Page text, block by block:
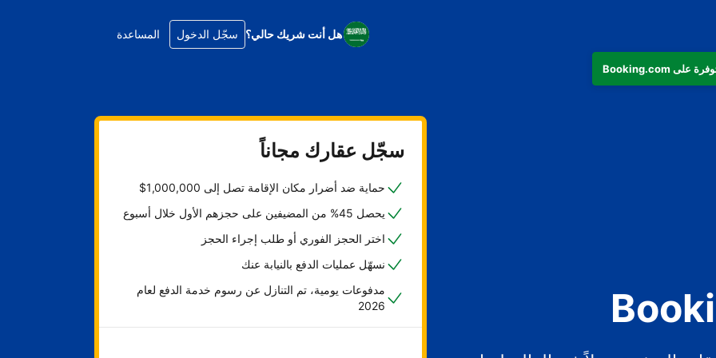
هل أنت شريك حالي؟ سجّل الدخول المساعدة
سجّل عقارك مجاناً
حماية ضد أضرار مكان الإقامة تصل إلى 1,000,000$
يحصل 45% من المضيفين على حجزهم الأول خلال أسبوع
اختر الحجز الفوري أو طلب إجراء الحجز
نسهّل عمليات الدفع بالنيابة عنك
مدفوعات يومية، تم التنازل عن رسوم خدمة الدفع لعام
2026